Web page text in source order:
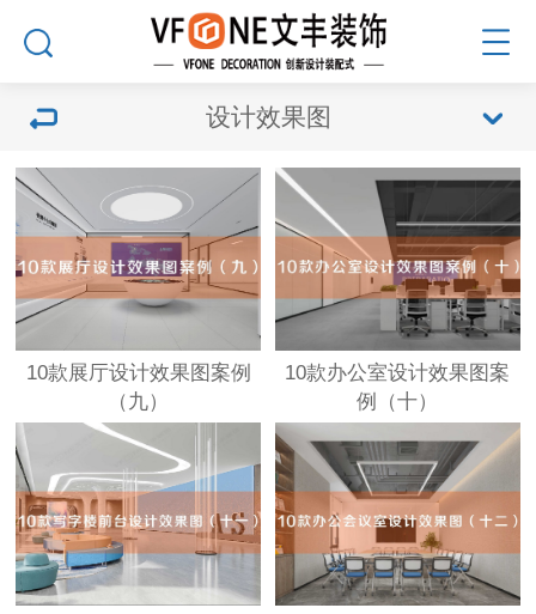
设计效果图
10款展厅设计效果图案例
（九）
10款办公室设计效果图案
例（十）